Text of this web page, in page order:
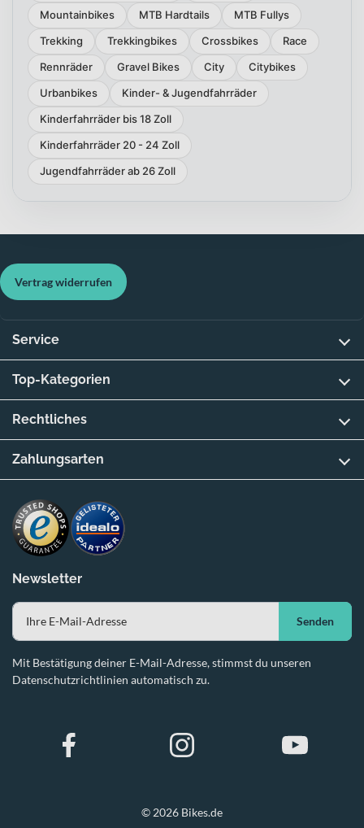
Mountainbikes
MTB Hardtails
MTB Fullys
Trekking
Trekkingbikes Crossbikes
Race
Rennräder
Gravel Bikes City
Citybikes
Urbanbikes
Kinder- & Jugendfahrräder
Kinderfahrräder bis 18 Zoll
Kinderfahrräder 20 - 24 Zoll
Jugendfahrräder ab 26 Zoll
Newsletter
Senden
Mit Bestätigung deiner E-Mail-Adresse, stimmst du unseren
Datenschutzrichtlinien automatisch zu.
Vertrag widerrufen
Service
Top-Kategorien
Rechtliches
Zahlungsarten
© 2026 Bikes.de